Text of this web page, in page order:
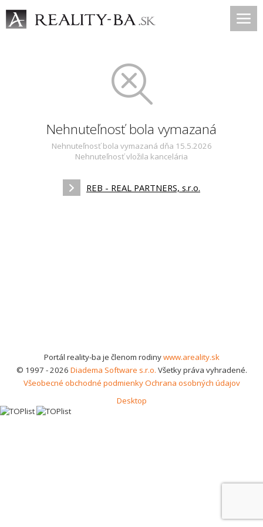
Nehnuteľnosť bola vymazaná
Nehnuteľnosť bola vymazaná dňa 15.5.2026
Nehnuteľnosť vložila kancelária
REB - REAL PARTNERS, s.r.o.
Portál reality-ba je členom rodinywww.areality.sk
© 1997 - 2026 Diadema Software s.r.o. Všetky práva vyhradené.
Všeobecné obchodné podmienkyOchrana osobných údajov
Desktop